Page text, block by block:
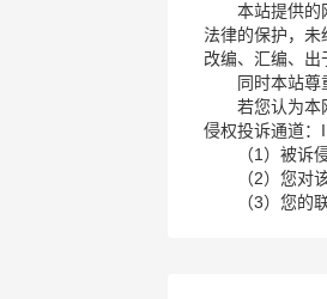
本站提供的
法律的保护，未
改编、汇编、出
同时本站尊
若您认为本
侵权投诉通道：
（1）被诉
（2）您对
（3）您的